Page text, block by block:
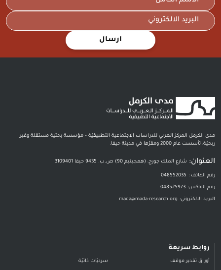
ارسال
مدى الكرمل المركز العربي للدراسات الاجتماعية التطبيقيّة – مؤسسة بحثية مستقلة وغير
ربحيّة، تأسست عام 2000 ومقرّها في مدينة حيفا.
العنوان: شارع الملك جورج، (همجينيم 90) ص.ب. 9435 حيفا 3109401
رقم الهاتف : 048552035
رقم الفاكس: 048525973
البريد الالكتروني: mada@mada-research.org
روابط سريعة
أوراق تقدير موقف سرديّات ذاتيّة